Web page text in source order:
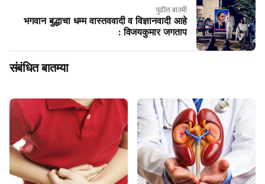
पुढील बातमी
भगवान बुद्धाचा धम्म वास्तववादी व विज्ञानवादी आहे
: विजयकुमार जगताप
संबंधित बातम्या